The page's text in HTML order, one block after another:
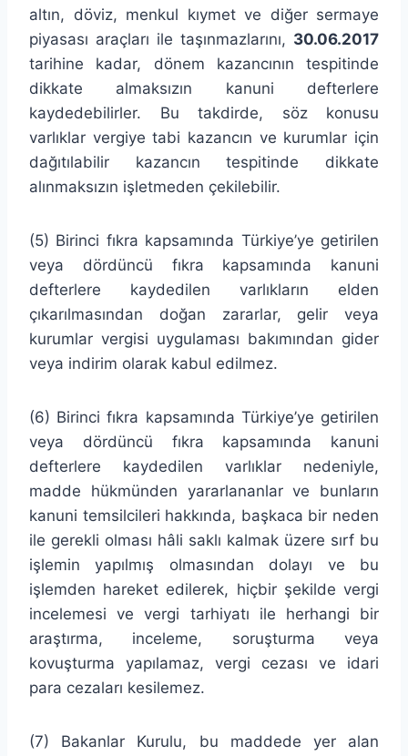
altın, döviz, menkul kıymet ve diğer sermaye
piyasası araçları ile taşınmazlarını, 30.06.2017
tarihine kadar, dönem kazancının tespitinde
dikkate almaksızın kanuni defterlere
kaydedebilirler. Bu takdirde, söz konusu
varlıklar vergiye tabi kazancın ve kurumlar için
dağıtılabilir kazancın tespitinde dikkate
alınmaksızın işletmeden çekilebilir.
(5) Birinci fıkra kapsamında Türkiye’ye getirilen
veya dördüncü fıkra kapsamında kanuni
defterlere kaydedilen varlıkların elden
çıkarılmasından doğan zararlar, gelir veya
kurumlar vergisi uygulaması bakımından gider
veya indirim olarak kabul edilmez.
(6) Birinci fıkra kapsamında Türkiye’ye getirilen
veya dördüncü fıkra kapsamında kanuni
defterlere kaydedilen varlıklar nedeniyle,
madde hükmünden yararlananlar ve bunların
kanuni temsilcileri hakkında, başkaca bir neden
ile gerekli olması hâli saklı kalmak üzere sırf bu
işlemin yapılmış olmasından dolayı ve bu
işlemden hareket edilerek, hiçbir şekilde vergi
incelemesi ve vergi tarhiyatı ile herhangi bir
araştırma, inceleme, soruşturma veya
kovuşturma yapılamaz, vergi cezası ve idari
para cezaları kesilemez.
(7) Bakanlar Kurulu, bu maddede yer alan